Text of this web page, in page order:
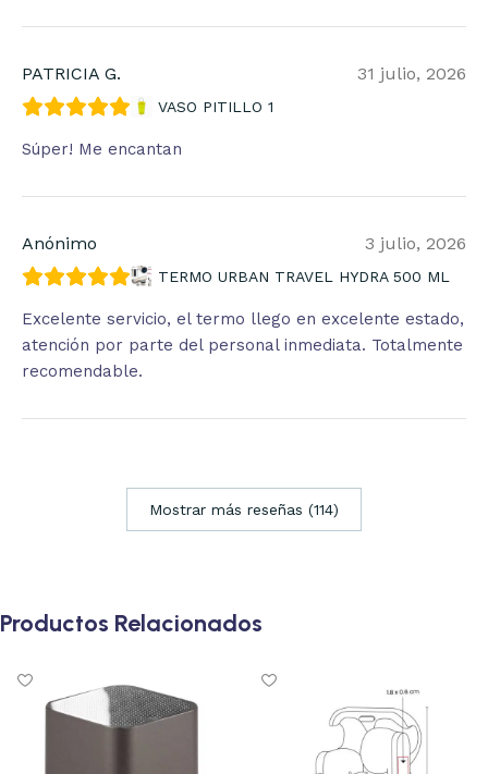
PATRICIA G. 31 julio, 2026
VASO PITILLO 1
Súper! Me encantan
Anónimo 3 julio, 2026
TERMO URBAN TRAVEL HYDRA 500 ML
Excelente servicio, el termo llego en excelente estado,
atención por parte del personal inmediata. Totalmente
recomendable.
Mostrar más reseñas (114)
Productos Relacionados